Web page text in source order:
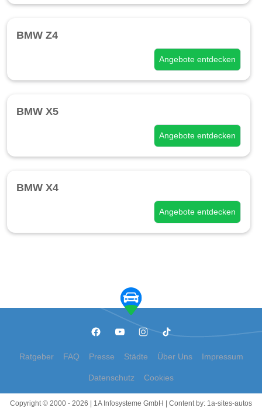
BMW Z4
Angebote entdecken
BMW X5
Angebote entdecken
BMW X4
Angebote entdecken
Ratgeber FAQ Presse Städte Über Uns Impressum
Datenschutz Cookies
Copyright © 2000 - 2026 | 1A Infosysteme GmbH | Content by: 1a-sites-autos